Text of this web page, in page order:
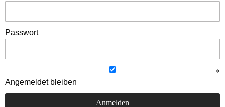
Passwort
Angemeldet bleiben